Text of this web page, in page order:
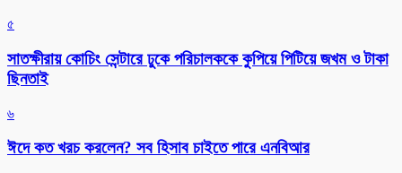
৫
সাতক্ষীরায় কোচিং সেন্টারে ঢুকে পরিচালককে কুপিয়ে পিটিয়ে জখম ও টাকা
ছিনতাই
৬
ঈদে কত খরচ করলেন? সব হিসাব চাইতে পারে এনবিআর